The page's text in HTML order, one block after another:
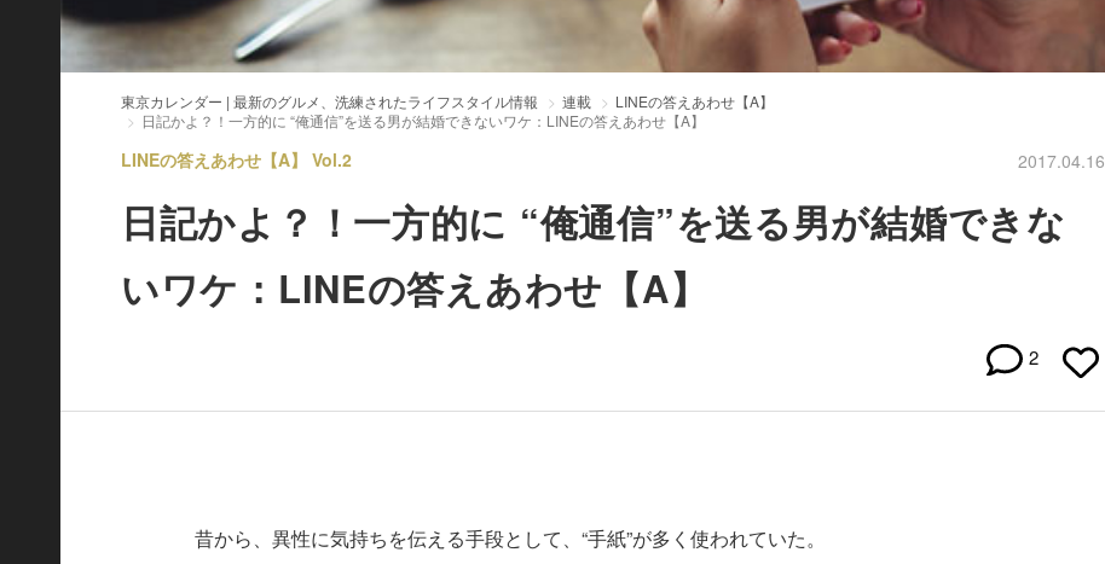
東京カレンダー | 最新のグルメ、洗練されたライフスタイル情報 連載
LINEの答えあわせ【A】
日記かよ？！一方的に “俺通信”を送る男が結婚できないワケ：LINEの答えあわせ【A】
LINEの答えあわせ【A】 Vol.2 2017.04.16
日記かよ？！一方的に “俺通信”を送る男が結婚できな
いワケ：LINEの答えあわせ【A】
2
昔から、異性に気持ちを伝える手段として、“手紙”が多く使われていた。